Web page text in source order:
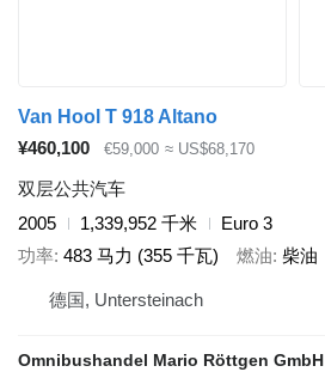
Van Hool T 918 Altano
¥460,100
€59,000 ≈ US$68,170
双层公共汽车
2005
1,339,952 千米
Euro 3
功率 483 马力 (355 千瓦) 燃油 柴油
德国, Untersteinach
Omnibushandel Mario Röttgen GmbH